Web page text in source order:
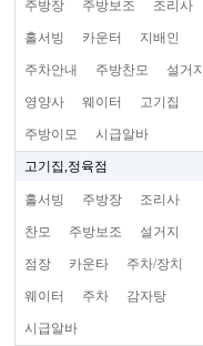
주방장 주방보조 조리사
홀서빙 카운터 지배인
주차안내 주방찬모 설거지
영양사 웨이터 고기집
주방이모 시급알바
고기집,정육점
홀서빙 주방장 조리사
찬모 주방보조 설거지
점장 카운타 주차/장치
웨이터 주차 감자탕
시급알바